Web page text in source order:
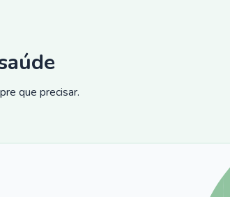
que precisar.